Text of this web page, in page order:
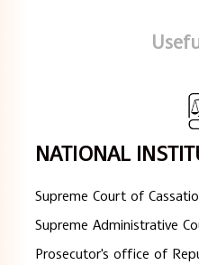
NATIONAL
Supreme Court of
Supreme Administrative
Prosecutor's office of